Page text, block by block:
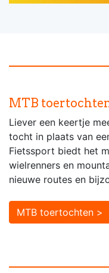
MTB
Liever een keertje
tocht in plaats van
Fietssport biedt het
wielrenners en
nieuwe routes en
MTB toertochten >